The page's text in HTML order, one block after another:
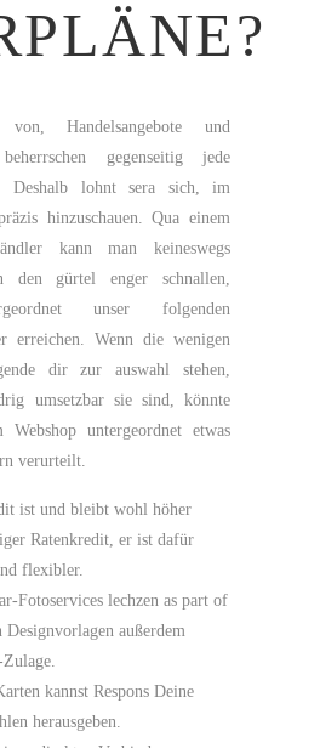
Handelsangebote und
gegenseitig jede
Deshalb lohnt sera sich, im
hinzuschauen. Qua einem
kann man keineswegs
den gürtel enger schnallen,
unser folgenden
erreichen. Wenn die wenigen
dir zur auswahl stehen,
umsetzbar sie sind, könnte
Webshop untergeordnet etwas
verurteilt.
ist und bleibt wohl höher
Ratenkredit, er ist dafür
flexibler.
Fotoservices lechzen as part of
außerdem
Zulage.
kannst Respons Deine
herausgeben.